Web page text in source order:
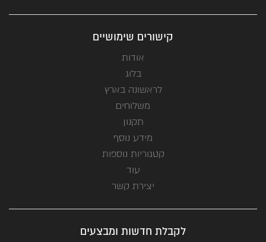
קישורים שימושיים
אודות
בלוג
לראשונה בארץ
משלוחים
תקנון
מידע נוסף
קטגוריות נוספות
עוד
יצירת קשר
לקבלת חדשות ומבצעים